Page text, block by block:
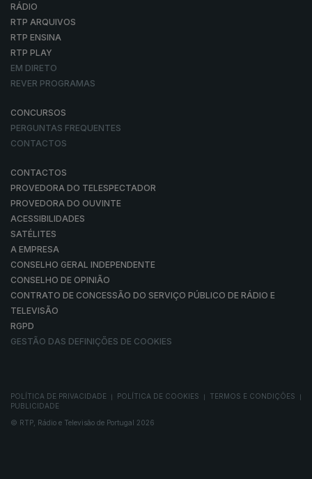
RÁDIO
RTP ARQUIVOS
RTP ENSINA
RTP PLAY
EM DIRETO
REVER PROGRAMAS
CONCURSOS
PERGUNTAS FREQUENTES
CONTACTOS
CONTACTOS
PROVEDORA DO TELESPECTADOR
PROVEDORA DO OUVINTE
ACESSIBILIDADES
SATÉLITES
A EMPRESA
CONSELHO GERAL INDEPENDENTE
CONSELHO DE OPINIÃO
CONTRATO DE CONCESSÃO DO SERVIÇO PÚBLICO DE RÁDIO E
TELEVISÃO
RGPD
GESTÃO DAS DEFINIÇÕES DE COOKIES
POLÍTICA DE PRIVACIDADE POLÍTICA DE COOKIES TERMOS E CONDIÇÕES
PUBLICIDADE
© RTP, Rádio e Televisão de Portugal 2026